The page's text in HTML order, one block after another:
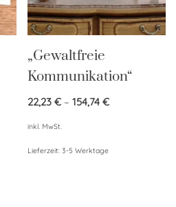
„Gewaltfreie
Kommunikation“
22,23€ –154,74€
inkl. MwSt.
Lieferzeit:3-5 Werktage